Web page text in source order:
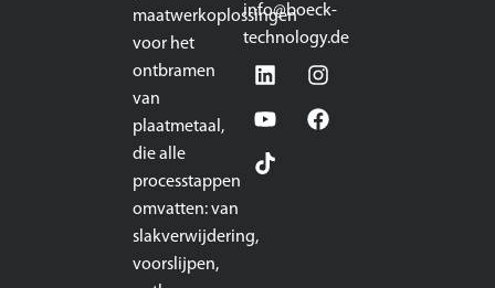
maatwerkoplossingen
voor het
ontbramen
van
plaatmetaal,
die alle
processtappen
omvatten: van
slakverwijdering,
voorslijpen,
info@boeck-
technology.de